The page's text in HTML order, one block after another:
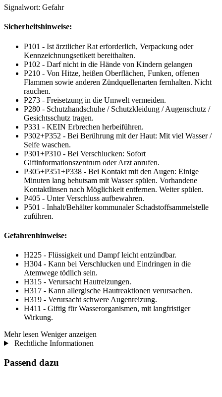
Signalwort: Gefahr
Sicherheitshinweise:
P101 - Ist ärztlicher Rat erforderlich, Verpackung oder
Kennzeichnungsetikett bereithalten.
P102 - Darf nicht in die Hände von Kindern gelangen
P210 - Von Hitze, heißen Oberflächen, Funken, offenen
Flammen sowie anderen Zündquellenarten fernhalten. Nicht
rauchen.
P273 - Freisetzung in die Umwelt vermeiden.
P280 - Schutzhandschuhe / Schutzkleidung / Augenschutz /
Gesichtsschutz tragen.
P331 - KEIN Erbrechen herbeiführen.
P302+P352 - Bei Berührung mit der Haut: Mit viel Wasser /
Seife waschen.
P301+P310 - Bei Verschlucken: Sofort
Giftinformationszentrum oder Arzt anrufen.
P305+P351+P338 - Bei Kontakt mit den Augen: Einige
Minuten lang behutsam mit Wasser spülen. Vorhandene
Kontaktlinsen nach Möglichkeit entfernen. Weiter spülen.
P405 - Unter Verschluss aufbewahren.
P501 - Inhalt/Behälter kommunaler Schadstoffsammelstelle
zuführen.
Gefahrenhinweise:
H225 - Flüssigkeit und Dampf leicht entzündbar.
H304 - Kann bei Verschlucken und Eindringen in die
Atemwege tödlich sein.
H315 - Verursacht Hautreizungen.
H317 - Kann allergische Hautreaktionen verursachen.
H319 - Verursacht schwere Augenreizung.
H411 - Giftig für Wasserorganismen, mit langfristiger
Wirkung.
Mehr lesen Weniger anzeigen
Rechtliche Informationen
Passend dazu